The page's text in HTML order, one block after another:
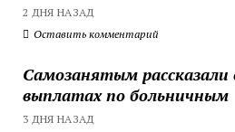
2 ДНЯ НАЗАД
Оставить комментарий
Самозанятым рассказали
выплатах по больничным
3 ДНЯ НАЗАД